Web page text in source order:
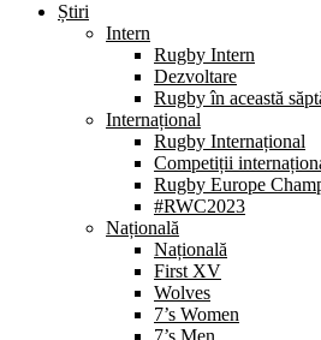
Știri
Intern
Rugby Intern
Dezvoltare
Rugby în această
Internațional
Rugby Internațional
Competiții
Rugby Europe
#RWC2023
Națională
Națională
First XV
Wolves
7’s Women
7’s Men